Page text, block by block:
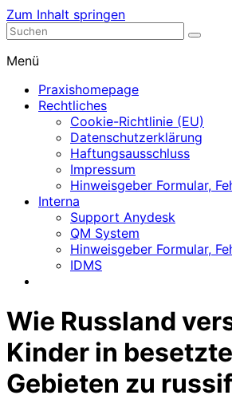
Zum Inhalt springen
Nephrologische Praxis mit Dialyse
Menü
Praxishomepage
Rechtliches
Cookie-Richtlinie (EU)
Datenschutzerklärung
Haftungsausschluss
Impressum
Hinweisgeber Formular,
Interna
Support Anydesk
QM System
Hinweisgeber Formular,
IDMS
Wie Russland
Kinder in
Gebieten zu